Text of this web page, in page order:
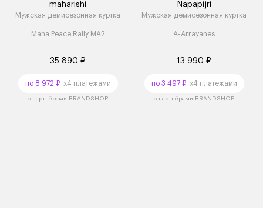
maharishi
Мужская демисезонная куртка
Maha Peace Rally MA2
35 890 ₽
по 8 972 ₽x4 платежами
с партнёрами BRANDSHOP
Napapijri
Мужская демисезонная куртка
A-Arrayanes
13 990 ₽
по 3 497 ₽x4 платежами
с партнёрами BRANDSHOP